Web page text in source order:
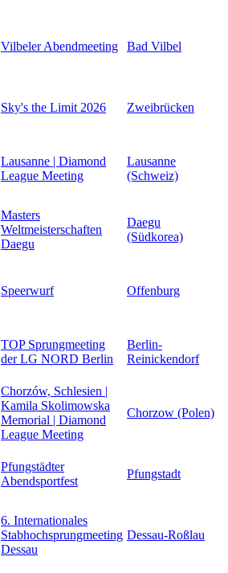
Vilbeler Abendmeeting Bad Vilbel
Sky's the Limit 2026 Zweibrücken
Lausanne | Diamond
League Meeting
Lausanne
(Schweiz)
Masters
Weltmeisterschaften
Daegu
Daegu
(Südkorea)
Speerwurf Offenburg
TOP Sprungmeeting
der LG NORD Berlin
Berlin-
Reinickendorf
Chorzów, Schlesien |
Kamila Skolimowska
Memorial | Diamond
League Meeting
Chorzow (Polen)
Pfungstädter
Abendsportfest
Pfungstadt
6. Internationales
Stabhochsprungmeeting
Dessau
Dessau-Roßlau